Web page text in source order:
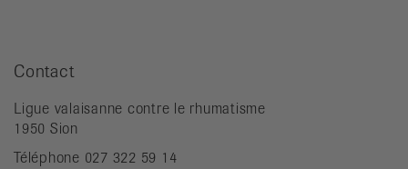
Contact
Ligue valaisanne contre le rhumatisme
1950 Sion
Téléphone 027 322 59 14